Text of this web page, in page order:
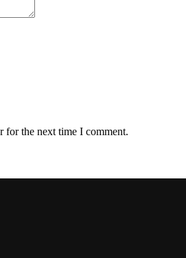
for the next time I comment.